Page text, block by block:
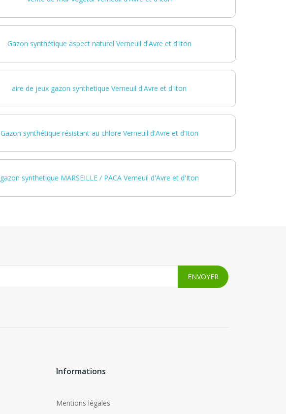
Gazon synthétique aspect naturel Verneuil d'Avre et d'Iton
aire de jeux gazon synthetique Verneuil d'Avre et d'Iton
Gazon synthétique résistant au chlore Verneuil d'Avre et d'Iton
gazon synthetique MARSEILLE / PACA Verneuil d'Avre et d'Iton
Informations
Mentions légales